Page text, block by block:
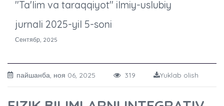
"Ta'lim va taraqqiyot" ilmiy-uslubiy
jurnali 2025-yil 5-soni
Сентябр, 2025
пайшанба, ноя 06, 2025 319 Yuklab olish